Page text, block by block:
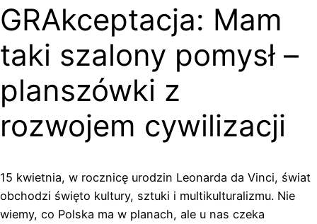
GRAkceptacja: Mam
taki szalony pomysł –
planszówki z
rozwojem cywilizacji
15 kwietnia, w rocznicę urodzin Leonarda da Vinci, świat
obchodzi święto kultury, sztuki i multikulturalizmu. Nie
wiemy, co Polska ma w planach, ale u nas czeka